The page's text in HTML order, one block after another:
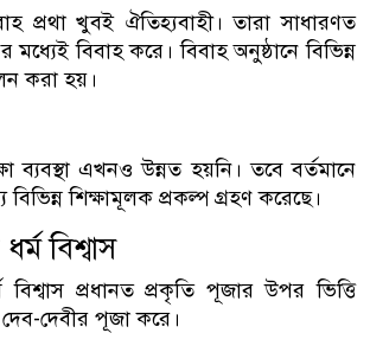
প্রথা খুবই ঐতিহ্যবাহী। তারা সাধারণত
মধ্যেই বিবাহ করে। বিবাহ অনুষ্ঠানে বিভিন্ন
করা হয়।
ব্যবস্থা এখনও উন্নত হয়নি। তবে বর্তমানে
শিক্ষামূলক প্রকল্প গ্রহণ করেছে।
বিশ্বাস
বিশ্বাস প্রধানত প্রকৃতি পূজার উপর ভিত্তি
দেব-দেবীর পূজা করে।